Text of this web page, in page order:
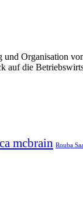
Organisation
die
mcbrain Rouba